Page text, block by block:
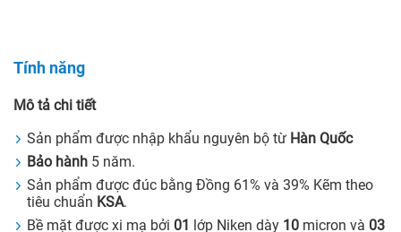
Tính năng
Mô tả chi tiết
Sản phẩm được nhập khẩu nguyên bộ từ Hàn Quốc
Bảo hành 5 năm.
Sản phẩm được đúc bằng Đồng 61% và 39% Kẽm theo
tiêu chuẩn KSA.
Bề mặt được xi mạ bởi 01 lớp Niken dày 10 micron và 03